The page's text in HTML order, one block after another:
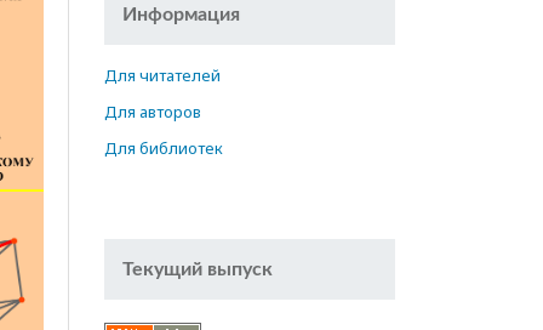
Информация
Для читателей
Для авторов
Для библиотек
Текущий выпуск